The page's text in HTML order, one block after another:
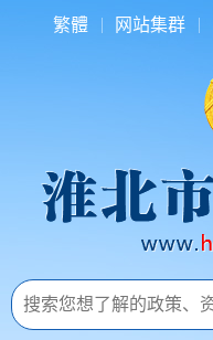
繁體 网站集群